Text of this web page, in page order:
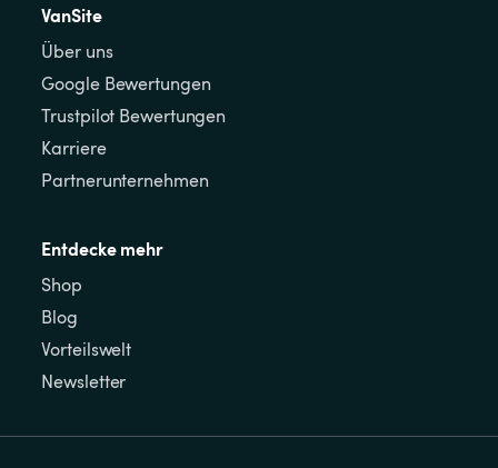
VanSite
Über uns
Google Bewertungen
Trustpilot Bewertungen
Karriere
Partnerunternehmen
Entdecke mehr
Shop
Blog
Vorteilswelt
Newsletter